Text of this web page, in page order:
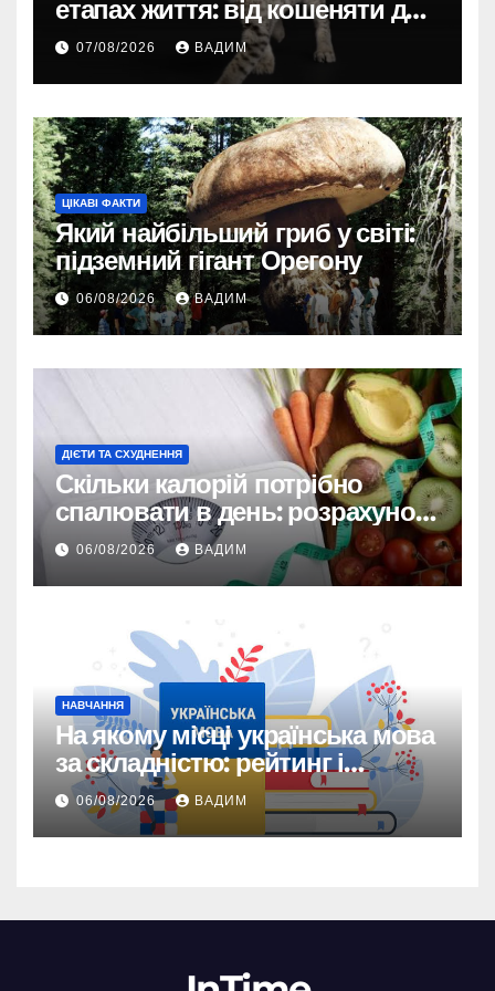
етапах життя: від кошеняти до
літнього улюбленця
07/08/2026 ВАДИМ
ЦІКАВІ ФАКТИ
Який найбільший гриб у світі:
підземний гігант Орегону
06/08/2026 ВАДИМ
ДІЄТИ ТА СХУДНЕННЯ
Скільки калорій потрібно
спалювати в день: розрахунок
TDEE і безпечні норми
06/08/2026 ВАДИМ
НАВЧАННЯ
На якому місці українська мова
за складністю: рейтинг і
реальність
06/08/2026 ВАДИМ